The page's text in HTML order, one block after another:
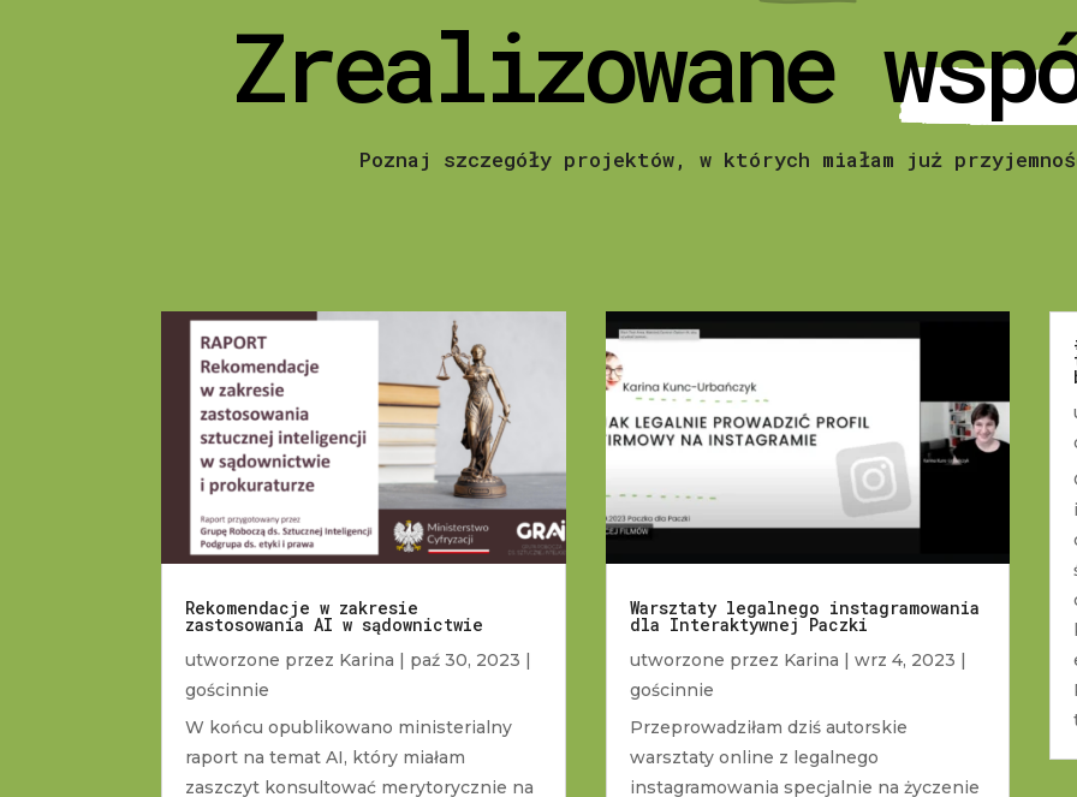
Zrealizowane
Poznaj szczegóły projektów, w których miałam już
Rekomendacje w zakresie
zastosowania AI w sądownictwie
utworzone przez Karina | paź 30, 2023 |
gościnnie
W końcu opublikowano ministerialny
raport na temat AI, który miałam
zaszczyt konsultować merytorycznie na
Warsztaty legalnego instagramowania
dla Interaktywnej Paczki
utworzone przez Karina | wrz 4, 2023 |
gościnnie
Przeprowadziłam dziś autorskie
warsztaty online z legalnego
instagramowania specjalnie na życzenie